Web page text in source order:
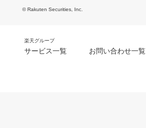
© Rakuten Securities, Inc.
楽天グループ
サービス一覧 お問い合わせ一覧